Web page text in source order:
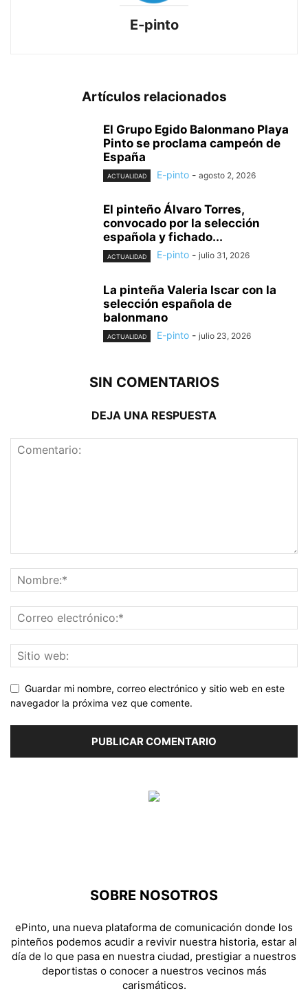
E-pinto
Artículos relacionados
El Grupo Egido Balonmano Playa
Pinto se proclama campeón de
España
ACTUALIDAD E-pinto - agosto 2, 2026
El pinteño Álvaro Torres,
convocado por la selección
española y fichado...
ACTUALIDAD E-pinto - julio 31, 2026
La pinteña Valeria Iscar con la
selección española de
balonmano
ACTUALIDAD E-pinto - julio 23, 2026
SIN COMENTARIOS
DEJA UNA RESPUESTA
Guardar mi nombre, correo electrónico y sitio web en este
navegador la próxima vez que comente.
SOBRE NOSOTROS
ePinto, una nueva plataforma de comunicación donde los
pinteños podemos acudir a revivir nuestra historia, estar al
día de lo que pasa en nuestra ciudad, prestigiar a nuestros
deportistas o conocer a nuestros vecinos más
carismáticos.